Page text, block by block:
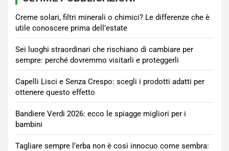
Creme solari, filtri minerali o chimici? Le differenze che è
utile conoscere prima dell’estate
Sei luoghi straordinari che rischiano di cambiare per
sempre: perché dovremmo visitarli e proteggerli
Capelli Lisci e Senza Crespo: scegli i prodotti adatti per
ottenere questo effetto
Bandiere Verdi 2026: ecco le spiagge migliori per i
bambini
Tagliare sempre l’erba non è così innocuo come sembra: